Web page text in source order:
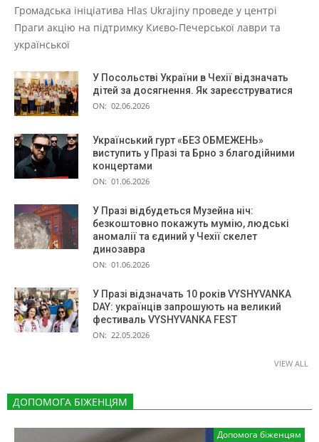
Громадська ініціатива Hlas Ukrajiny проведе у центрі
Праги акцію на підтримку Києво-Печерської лаври та
української
У Посольстві України в Чехії відзначать
дітей за досягнення. Як зареєструватися
ON: 02.06.2026
Український гурт «БЕЗ ОБМЕЖЕНЬ»
виступить у Празі та Брно з благодійними
концертами
ON: 01.06.2026
У Празі відбудеться Музейна ніч:
безкоштовно покажуть мумію, людські
аномалії та єдиний у Чехії скелет
динозавра
ON: 01.06.2026
У Празі відзначать 10 років VYSHYVANKA
DAY: українців запрошують на великий
фестиваль VYSHYVANKA FEST
ON: 22.05.2026
VIEW ALL
ДОПОМОГА БІЖЕНЦЯМ
Допомога біженцям